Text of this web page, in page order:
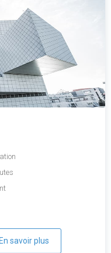
En savoir plus